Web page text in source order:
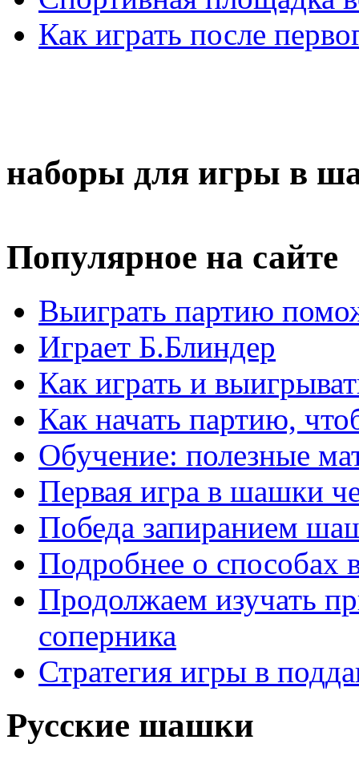
Как играть после
наборы для игры в
Популярное на сайте
Выиграть партию
Играет Б.Блиндер
Как играть и
Как начать партию,
Обучение: полезные
Первая игра в шашки
Победа запиранием
Подробнее о способах
Продолжаем изучать
соперника
Стратегия игры в
Русские шашки